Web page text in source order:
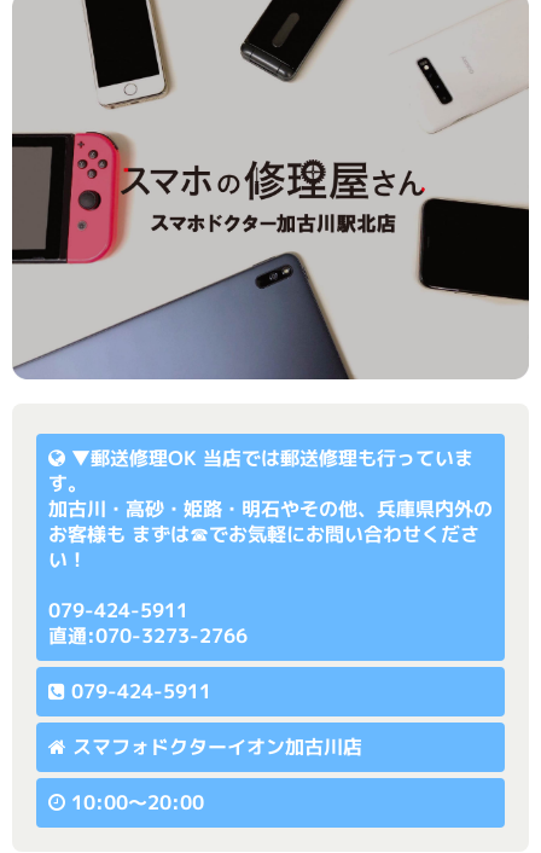
▼郵送修理OK 当店では郵送修理も行っていま
す。
加古川・高砂・姫路・明石やその他、兵庫県内外の
お客様も まずは☎でお気軽にお問い合わせくださ
い！
079-424-5911
直通:070-3273-2766
079-424-5911
スマフォドクターイオン加古川店
10:00〜20:00